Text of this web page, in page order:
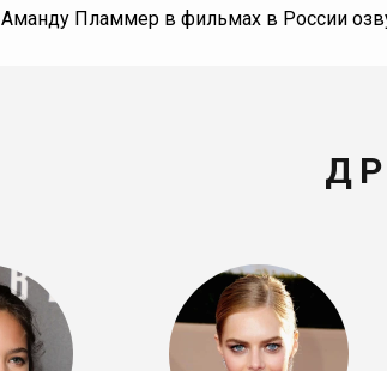
Аманду Пламмер в фильмах в России